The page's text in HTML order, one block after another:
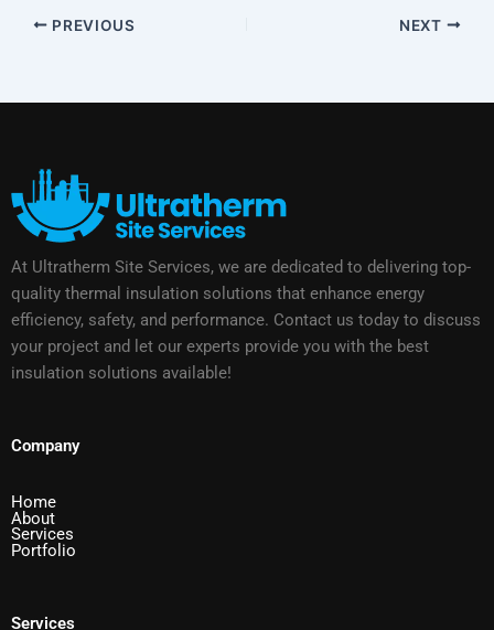
PREVIOUS NEXT
At Ultratherm Site Services, we are dedicated to delivering top-
quality thermal insulation solutions that enhance energy
efficiency, safety, and performance. Contact us today to discuss
your project and let our experts provide you with the best
insulation solutions available!
Company
Home
About
Services
Portfolio
Services